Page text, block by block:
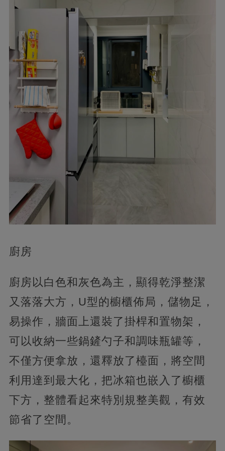
廚房
廚房以白色和灰色為主，顯得乾淨整潔
又落落大方，U型的櫥櫃佈局，儲物足，
易操作，牆面上還裝了掛桿和置物架，
可以收納一些鍋鏟勺子和調味瓶罐等，
不僅方便拿放，還釋放了檯面，將空間
利用達到最大化，把冰箱也嵌入了櫥櫃
下方，整體看起來特別規整美觀，有效
節省了空間。